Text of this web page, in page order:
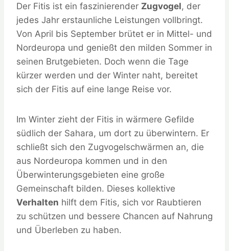
Der Fitis ist ein faszinierender Zugvogel, der
jedes Jahr erstaunliche Leistungen vollbringt.
Von April bis September brütet er in Mittel- und
Nordeuropa und genießt den milden Sommer in
seinen Brutgebieten. Doch wenn die Tage
kürzer werden und der Winter naht, bereitet
sich der Fitis auf eine lange Reise vor.
Im Winter zieht der Fitis in wärmere Gefilde
südlich der Sahara, um dort zu überwintern. Er
schließt sich den Zugvogelschwärmen an, die
aus Nordeuropa kommen und in den
Überwinterungsgebieten eine große
Gemeinschaft bilden. Dieses kollektive
Verhalten hilft dem Fitis, sich vor Raubtieren
zu schützen und bessere Chancen auf Nahrung
und Überleben zu haben.